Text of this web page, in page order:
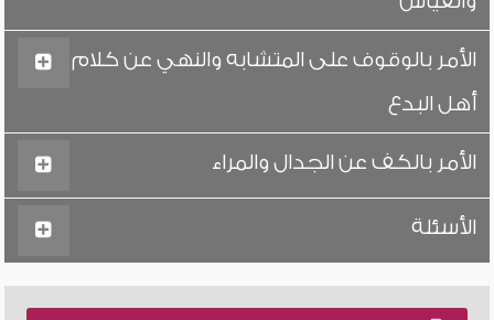
الأمر بالوقوف على المتشابه والنهي عن كلام
أهل البدع
الأمر بالكف عن الجدال والمراء
الأسئلة